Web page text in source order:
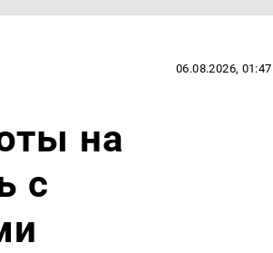
06.08.2026, 01:47
на
с